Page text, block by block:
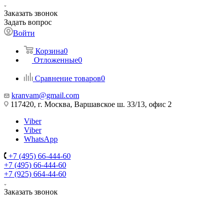
Заказать звонок
Задать вопрос
Войти
Корзина0
Отложенные0
Сравнение товаров0
kranvam@gmail.com
117420, г. Москва, Варшавское ш. 33/13, офис 2
Viber
Viber
WhatsApp
+7 (495) 66-444-60
+7 (495) 66-444-60
+7 (925) 664-44-60
Заказать звонок